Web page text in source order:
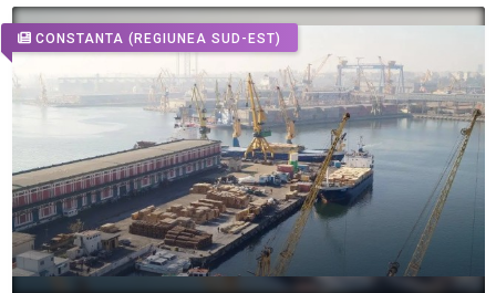
CONSTANTA (REGIUNEA SUD-EST)